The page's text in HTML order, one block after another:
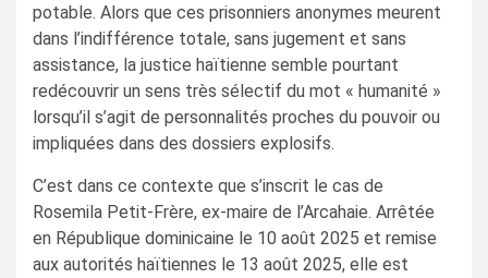
potable. Alors que ces prisonniers anonymes meurent
dans l’indifférence totale, sans jugement et sans
assistance, la justice haïtienne semble pourtant
redécouvrir un sens très sélectif du mot « humanité »
lorsqu’il s’agit de personnalités proches du pouvoir ou
impliquées dans des dossiers explosifs.
C’est dans ce contexte que s’inscrit le cas de
Rosemila Petit-Frère, ex-maire de l’Arcahaie. Arrêtée
en République dominicaine le 10 août 2025 et remise
aux autorités haïtiennes le 13 août 2025, elle est